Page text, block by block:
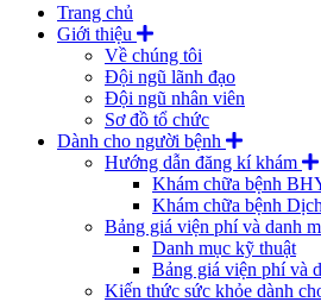
Trang chủ
Giới thiệu
Về chúng tôi
Đội ngũ lãnh đạo
Đội ngũ nhân viên
Sơ đồ tổ chức
Dành cho người bệnh
Hướng dẫn đăng kí khám
Khám chữa bệnh
Khám chữa bệnh
Bảng giá viện phí và danh
Danh mục kỹ thuật
Bảng giá viện phí và
Kiến thức sức khỏe dành